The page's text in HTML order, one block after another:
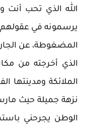
الله الذي تحب أنت
يرسمونه في عقولهم
المضغوطة، عن
الذي أخرجته من
الملائكة
نزهة جميلة حيث
الوطن يجرحني